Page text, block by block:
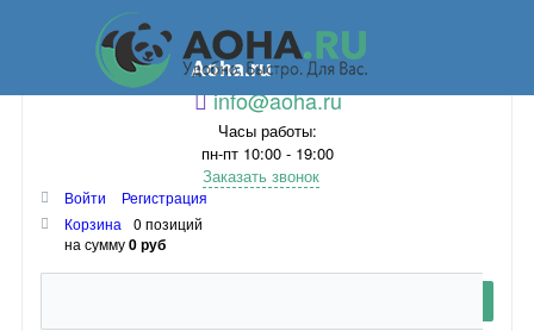
Aoha.ru
info@aoha.ru
Часы работы:
пн-пт 10:00 - 19:00
Заказать звонок
Войти
Регистрация
Корзина
0 позиций
на сумму0 руб